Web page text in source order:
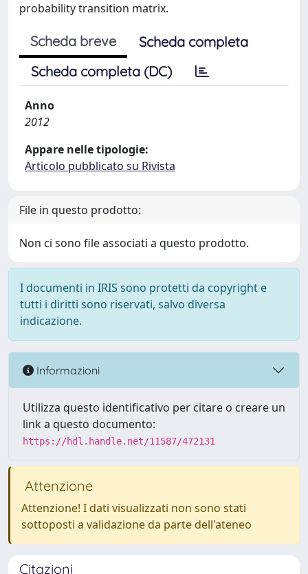
probability transition matrix.
Scheda breve
Scheda completa
Scheda completa (DC)
Anno
2012
Appare nelle tipologie:
Articolo pubblicato su Rivista
File in questo prodotto:
Non ci sono file associati a questo prodotto.
I documenti in IRIS sono protetti da copyright e
tutti i diritti sono riservati, salvo diversa
indicazione.
Informazioni
Utilizza questo identificativo per citare o creare un
link a questo documento:
https://hdl.handle.net/11587/472131
Attenzione
Attenzione! I dati visualizzati non sono stati
sottoposti a validazione da parte dell'ateneo
Citazioni